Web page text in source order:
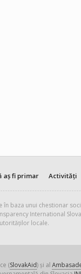
aș fi primar Activități
baza unui chestionar
International
locale.
(SlovakAid) și al